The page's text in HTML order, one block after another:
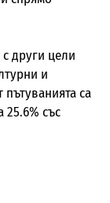
други цели
и
са
25.6% със